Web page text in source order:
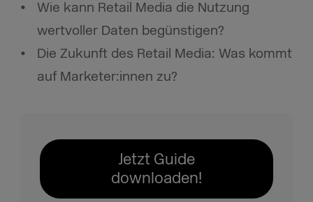
Wie kann Retail Media die Nutzung
wertvoller Daten begünstigen?
Die Zukunft des Retail Media: Was kommt
auf Marketer:innen zu?
Jetzt Guide
downloaden!